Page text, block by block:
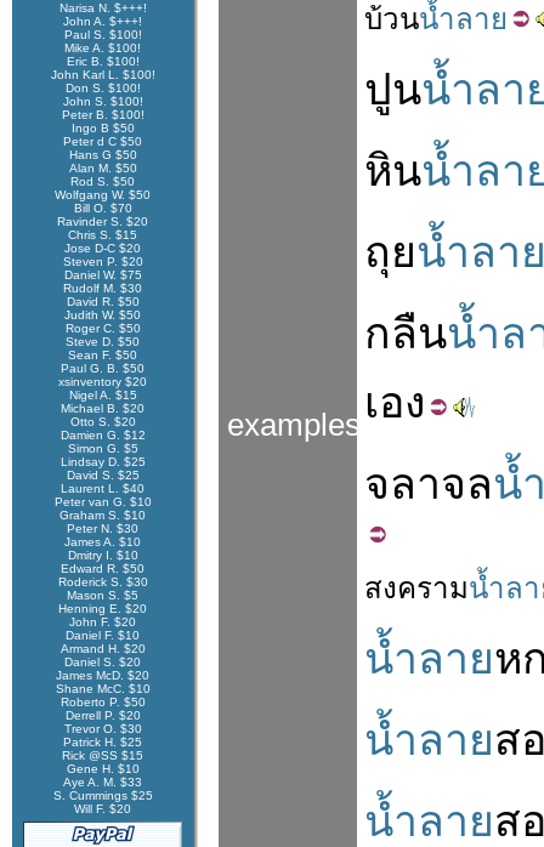
Narisa N. $+++!
John A. $+++!
Paul S. $100!
Mike A. $100!
Eric B. $100!
John Karl L. $100!
Don S. $100!
John S. $100!
Peter B. $100!
Ingo B $50
Peter d C $50
Hans G $50
Alan M. $50
Rod S. $50
Wolfgang W. $50
Bill O. $70
Ravinder S. $20
Chris S. $15
Jose D-C $20
Steven P. $20
Daniel W. $75
Rudolf M. $30
David R. $50
Judith W. $50
Roger C. $50
Steve D. $50
Sean F. $50
Paul G. B. $50
xsinventory $20
Nigel A. $15
Michael B. $20
Otto S. $20
Damien G. $12
Simon G. $5
Lindsay D. $25
David S. $25
Laurent L. $40
Peter van G. $10
Graham S. $10
Peter N. $30
James A. $10
Dmitry I. $10
Edward R. $50
Roderick S. $30
Mason S. $5
Henning E. $20
John F. $20
Daniel F. $10
Armand H. $20
Daniel S. $20
James McD. $20
Shane McC. $10
Roberto P. $50
Derrell P. $20
Trevor O. $30
Patrick H. $25
Rick @SS $15
Gene H. $10
Aye A. M. $33
S. Cummings $25
Will F. $20
examples
บ้วนน้ำลาย
ปูนน้ำลา
หินน้ำลา
ถุยน้ำลา
กลืนน้ำล
เอง
จลาจลน้
สงครามน้ำล
น้ำลายห
น้ำลายส
น้ำลายส